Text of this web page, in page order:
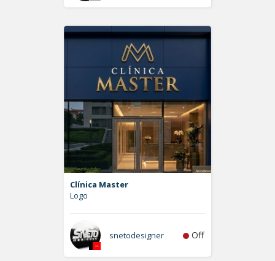
Clínica Master
Logo
snetodesigner Off